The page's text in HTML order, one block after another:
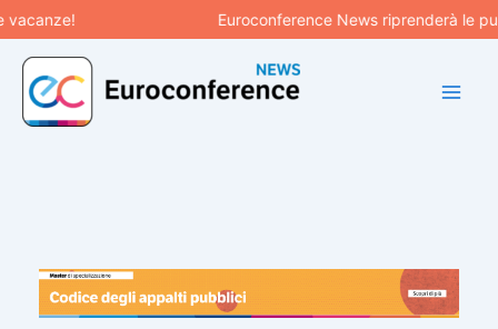
Vai
al
contenuto
Euroconference News riprenderà le